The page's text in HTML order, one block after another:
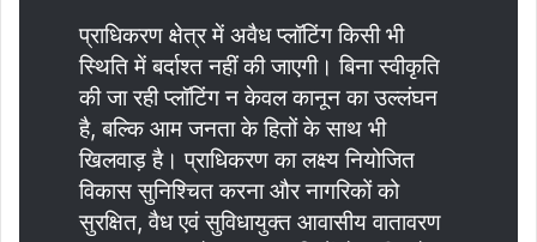
प्राधिकरण क्षेत्र में अवैध प्लॉटिंग किसी भी
स्थिति में बर्दाश्त नहीं की जाएगी। बिना स्वीकृति
की जा रही प्लॉटिंग न केवल कानून का उल्लंघन
है, बल्कि आम जनता के हितों के साथ भी
खिलवाड़ है। प्राधिकरण का लक्ष्य नियोजित
विकास सुनिश्चित करना और नागरिकों को
सुरक्षित, वैध एवं सुविधायुक्त आवासीय वातावरण